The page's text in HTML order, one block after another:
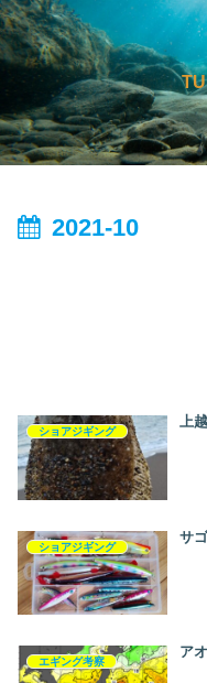
2021-10
ショアジギング
上
ショアジギング
サ
エギング考察
ア